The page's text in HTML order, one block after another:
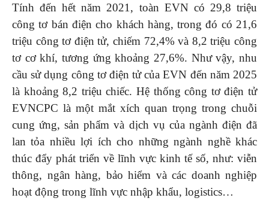
Tính đến hết năm 2021, toàn EVN có 29,8 triệu
công tơ bán điện cho khách hàng, trong đó có 21,6
triệu công tơ điện tử, chiếm 72,4% và 8,2 triệu công
tơ cơ khí, tương ứng khoảng 27,6%. Như vậy, nhu
cầu sử dụng công tơ điện tử của EVN đến năm 2025
là khoảng 8,2 triệu chiếc. Hệ thống công tơ điện tử
EVNCPC là một mắt xích quan trọng trong chuỗi
cung ứng, sản phẩm và dịch vụ của ngành điện đã
lan tỏa nhiều lợi ích cho những ngành nghề khác
thúc đẩy phát triển về lĩnh vực kinh tế số, như: viễn
thông, ngân hàng, bảo hiểm và các doanh nghiệp
hoạt động trong lĩnh vực nhập khẩu, logistics…